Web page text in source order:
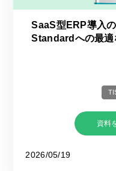
SaaS型ERP導入
Standardへの最適
資料
2026/05/19